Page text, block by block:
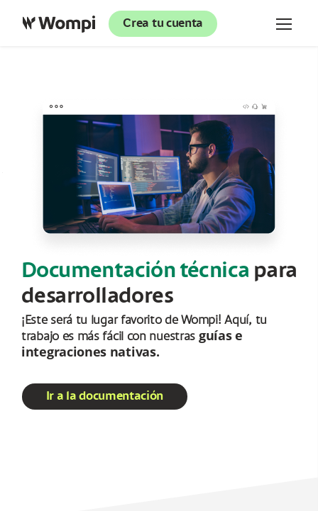
Crea tu cuenta
Documentación técnica para
desarrolladores
¡Este será tu lugar favorito de Wompi! Aquí, tu
trabajo es más fácil con nuestras guías e
integraciones nativas.
Ir a la documentación